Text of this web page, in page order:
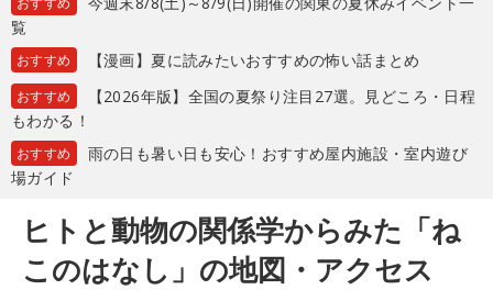
覧
おすすめ 【漫画】夏に読みたいおすすめの怖い話まとめ
おすすめ
【2026年版】全国の夏祭り注目27選。見どころ・日程
もわかる！
おすすめ
雨の日も暑い日も安心！おすすめ屋内施設・室内遊び
場ガイド
ヒトと動物の関係学からみた「ね
このはなし」の地図・アクセス